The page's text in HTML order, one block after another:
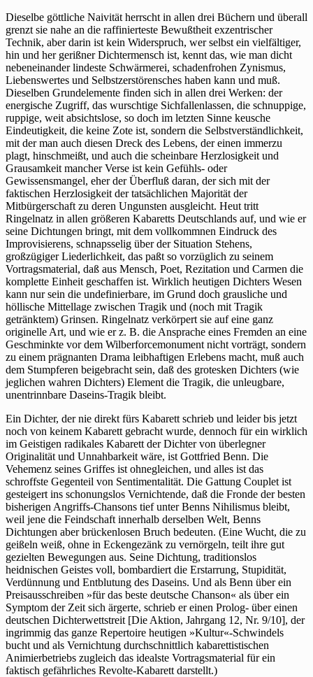
Dieselbe göttliche Naivität herrscht in allen drei Büchern und überall
grenzt sie nahe an die raffinierteste Bewußtheit exzentrischer
Technik, aber darin ist kein Widerspruch, wer selbst ein vielfältiger,
hin und her gerißner Dichtermensch ist, kennt das, wie man dicht
nebeneinander lindeste Schwärmerei, schadenfrohen Zynismus,
Liebenswertes und Selbstzerstörensches haben kann und muß.
Dieselben Grundelemente finden sich in allen drei Werken: der
energische Zugriff, das wurschtige Sichfallenlassen, die schnuppige,
ruppige, weit absichtslose, so doch im letzten Sinne keusche
Eindeutigkeit, die keine Zote ist, sondern die Selbstverständlichkeit,
mit der man auch diesen Dreck des Lebens, der einen immerzu
plagt, hinschmeißt, und auch die scheinbare Herzlosigkeit und
Grausamkeit mancher Verse ist kein Gefühls- oder
Gewissensmangel, eher der Überfluß daran, der sich mit der
faktischen Herzlosigkeit der tatsächlichen Majorität der
Mitbürgerschaft zu deren Ungunsten ausgleicht. Heut tritt
Ringelnatz in allen größeren Kabaretts Deutschlands auf, und wie er
seine Dichtungen bringt, mit dem vollkommnen Eindruck des
Improvisierens, schnapsselig über der Situation Stehens,
großzügiger Liederlichkeit, das paßt so vorzüglich zu seinem
Vortragsmaterial, daß aus Mensch, Poet, Rezitation und Carmen die
komplette Einheit geschaffen ist. Wirklich heutigen Dichters Wesen
kann nur sein die undefinierbare, im Grund doch grausliche und
höllische Mittellage zwischen Tragik und (noch mit Tragik
getränktem) Grinsen. Ringelnatz verkörpert sie auf eine ganz
originelle Art, und wie er z. B. die Ansprache eines Fremden an eine
Geschminkte vor dem Wilberforcemonument nicht vorträgt, sondern
zu einem prägnanten Drama leibhaftigen Erlebens macht, muß auch
dem Stumpferen beigebracht sein, daß des grotesken Dichters (wie
jeglichen wahren Dichters) Element die Tragik, die unleugbare,
unentrinnbare Daseins-Tragik bleibt.
Ein Dichter, der nie direkt fürs Kabarett schrieb und leider bis jetzt
noch von keinem Kabarett gebracht wurde, dennoch für ein wirklich
im Geistigen radikales Kabarett der Dichter von überlegner
Originalität und Unnahbarkeit wäre, ist Gottfried Benn. Die
Vehemenz seines Griffes ist ohnegleichen, und alles ist das
schroffste Gegenteil von Sentimentalität. Die Gattung Couplet ist
gesteigert ins schonungslos Vernichtende, daß die Fronde der besten
bisherigen Angriffs-Chansons tief unter Benns Nihilismus bleibt,
weil jene die Feindschaft innerhalb derselben Welt, Benns
Dichtungen aber brückenlosen Bruch bedeuten. (Eine Wucht, die zu
geißeln weiß, ohne in Eckengezänk zu vernörgeln, teilt ihre gut
gezielten Bewegungen aus. Seine Dichtung, traditionslos
heidnischen Geistes voll, bombardiert die Erstarrung, Stupidität,
Verdünnung und Entblutung des Daseins. Und als Benn über ein
Preisausschreiben »für das beste deutsche Chanson« als über ein
Symptom der Zeit sich ärgerte, schrieb er einen Prolog- über einen
deutschen Dichterwettstreit [Die Aktion, Jahrgang 12, Nr. 9/10], der
ingrimmig das ganze Repertoire heutigen »Kultur«-Schwindels
bucht und als Vernichtung durchschnittlich kabarettistischen
Animierbetriebs zugleich das idealste Vortragsmaterial für ein
faktisch gefährliches Revolte-Kabarett darstellt.)